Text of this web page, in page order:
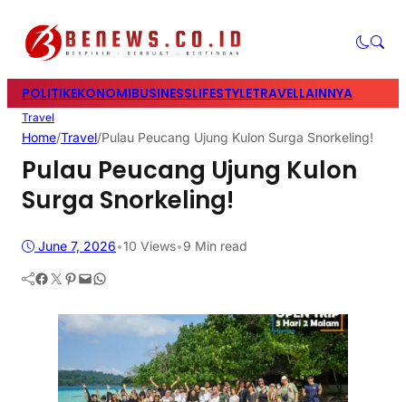
POLITIKEKONOMIBUSINESSLIFESTYLETRAVELLAINNYA
Travel
Home/Travel/Pulau Peucang Ujung Kulon Surga Snorkeling!
Pulau Peucang Ujung Kulon
Surga Snorkeling!
June 7, 2026•10 Views•9 Min read
Facebook Twitter Pinterest Mail WhatsApp